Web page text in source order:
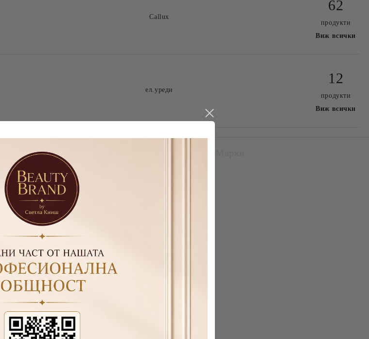
Callux
62
продукти
Виж всички
ел.уреди
12
продукти
Виж всички
Gel
Поли гел F.O.X Nano Poly Gel
010 (туба), 15ml
БАЗА
лв.
- 14
лв.
ML
Новини
Абонирай се за новини
Виж всички